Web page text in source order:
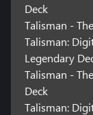
Deck
Talisman -
Talisman:
Legendary
Talisman -
Deck
Talisman: